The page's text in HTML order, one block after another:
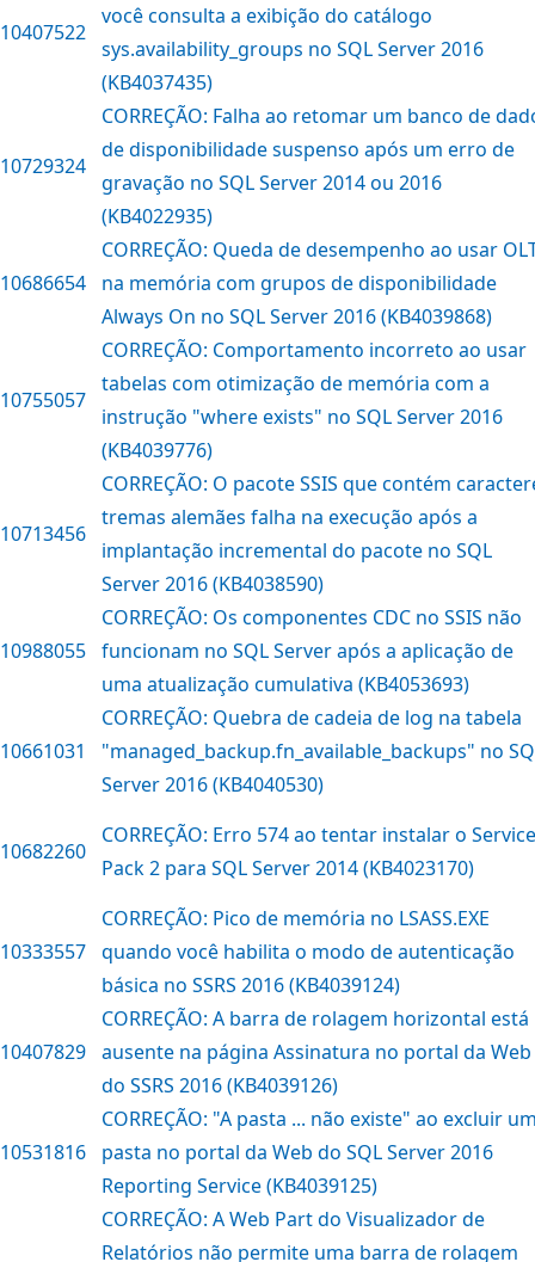
10407522
você consulta a exibição do catálogo
sys.availability_groups no SQL Server 2016
(KB4037435)
10729324
CORREÇÃO: Falha ao retomar um banco de
de disponibilidade suspenso após um erro de
gravação no SQL Server 2014 ou 2016
(KB4022935)
10686654
CORREÇÃO: Queda de desempenho ao usar
na memória com grupos de disponibilidade
Always On no SQL Server 2016 (KB4039868)
10755057
CORREÇÃO: Comportamento incorreto ao usar
tabelas com otimização de memória com a
instrução "where exists" no SQL Server 2016
(KB4039776)
10713456
CORREÇÃO: O pacote SSIS que contém
tremas alemães falha na execução após a
implantação incremental do pacote no SQL
Server 2016 (KB4038590)
10988055
CORREÇÃO: Os componentes CDC no SSIS não
funcionam no SQL Server após a aplicação de
uma atualização cumulativa (KB4053693)
10661031
CORREÇÃO: Quebra de cadeia de log na tabela
"managed_backup.fn_available_backups" no
Server 2016 (KB4040530)
10682260
CORREÇÃO: Erro 574 ao tentar instalar o Service
Pack 2 para SQL Server 2014 (KB4023170)
10333557
CORREÇÃO: Pico de memória no LSASS.EXE
quando você habilita o modo de autenticação
básica no SSRS 2016 (KB4039124)
10407829
CORREÇÃO: A barra de rolagem horizontal está
ausente na página Assinatura no portal da Web
do SSRS 2016 (KB4039126)
10531816
CORREÇÃO: "A pasta ... não existe" ao excluir
pasta no portal da Web do SQL Server 2016
Reporting Service (KB4039125)
CORREÇÃO: A Web Part do Visualizador de
Relatórios não permite uma barra de rolagem